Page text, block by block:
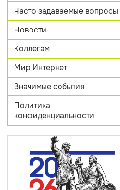
Часто задаваемые вопросы
Новости
Коллегам
Мир Интернет
Значимые события
Политика
конфиденциальности